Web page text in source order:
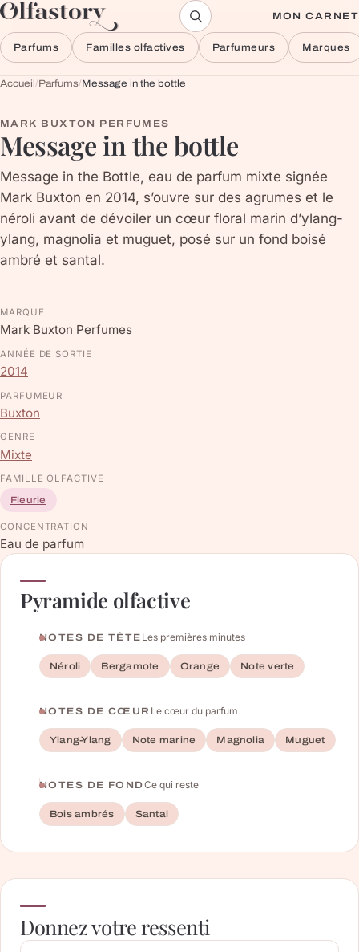
Aller au contenu MON CARNET
Parfums Familles olfactives Parfumeurs Marques
Accueil/Parfums/Message in the bottle
MARK BUXTON PERFUMES
Message in the bottle
Message in the Bottle, eau de parfum mixte signée
Mark Buxton en 2014, s’ouvre sur des agrumes et le
néroli avant de dévoiler un cœur floral marin d’ylang-
ylang, magnolia et muguet, posé sur un fond boisé
ambré et santal.
MARQUE
Mark Buxton Perfumes
ANNÉE DE SORTIE
2014
PARFUMEUR
Buxton
GENRE
Mixte
FAMILLE OLFACTIVE
Fleurie
CONCENTRATION
Eau de parfum
Pyramide olfactive
NOTES DE TÊTE Les premières minutes
Néroli Bergamote Orange Note verte
NOTES DE CŒUR Le cœur du parfum
Ylang-Ylang Note marine Magnolia Muguet
NOTES DE FONDCe qui reste
Bois ambrés Santal
Donnez votre ressenti